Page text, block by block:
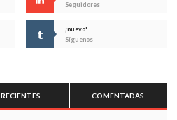
Seguidores
¡nuevo!
Síguenos
RECIENTES COMENTADAS